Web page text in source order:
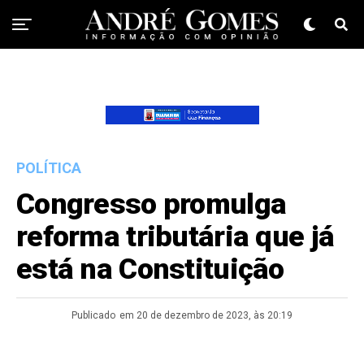
POLÍTICA
Congresso promulga
reforma tributária que já
está na Constituição
Publicado em 20 de dezembro de 2023, às 20:19